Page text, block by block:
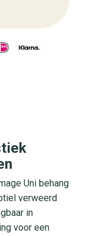
Uni behang
verweerd
in
voor een